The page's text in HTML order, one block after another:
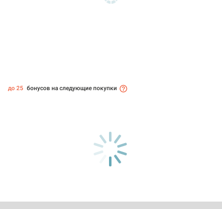
до 25 бонусов на следующие покупки